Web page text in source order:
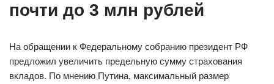
почти до 3 млн рублей
На обращении к Федеральному собранию президент РФ
предложил увеличить предельную сумму страхования
вкладов. По мнению Путина, максимальный размер